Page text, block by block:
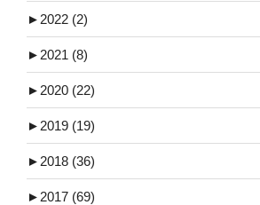
► 2022 (2)
► 2021 (8)
► 2020 (22)
► 2019 (19)
► 2018 (36)
► 2017 (69)